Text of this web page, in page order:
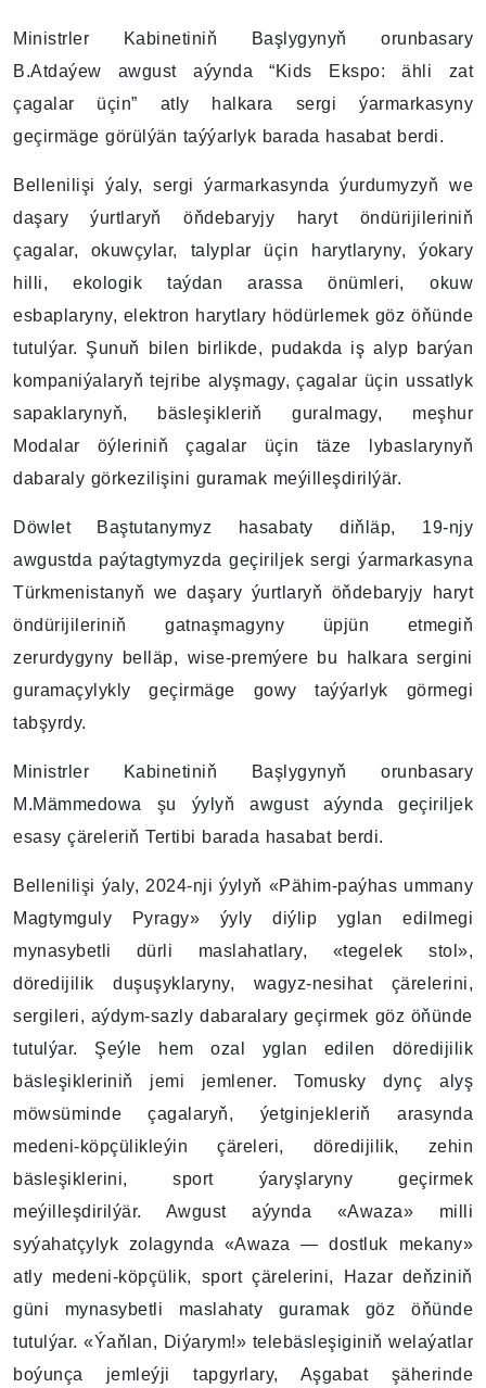
Ministrler Kabinetiniň Başlygynyň orunbasary
B.Atdaýew awgust aýynda “Kids Ekspo: ähli zat
çagalar üçin” atly halkara sergi ýarmarkasyny
geçirmäge görülýän taýýarlyk barada hasabat berdi.
Bellenilişi ýaly, sergi ýarmarkasynda ýurdumyzyň we
daşary ýurtlaryň öňdebaryjy haryt öndürijileriniň
çagalar, okuwçylar, talyplar üçin harytlaryny, ýokary
hilli, ekologik taýdan arassa önümleri, okuw
esbaplaryny, elektron harytlary hödürlemek göz öňünde
tutulýar. Şunuň bilen birlikde, pudakda iş alyp barýan
kompaniýalaryň tejribe alyşmagy, çagalar üçin ussatlyk
sapaklarynyň, bäsleşikleriň guralmagy, meşhur
Modalar öýleriniň çagalar üçin täze lybaslarynyň
dabaraly görkezilişini guramak meýilleşdirilýär.
Döwlet Baştutanymyz hasabaty diňläp, 19-njy
awgustda paýtagtymyzda geçiriljek sergi ýarmarkasyna
Türkmenistanyň we daşary ýurtlaryň öňdebaryjy haryt
öndürijileriniň gatnaşmagyny üpjün etmegiň
zerurdygyny belläp, wise-premýere bu halkara sergini
guramaçylykly geçirmäge gowy taýýarlyk görmegi
tabşyrdy.
Ministrler Kabinetiniň Başlygynyň orunbasary
M.Mämmedowa şu ýylyň awgust aýynda geçiriljek
esasy çäreleriň Tertibi barada hasabat berdi.
Bellenilişi ýaly, 2024-nji ýylyň «Pähim-paýhas ummany
Magtymguly Pyragy» ýyly diýlip yglan edilmegi
mynasybetli dürli maslahatlary, «tegelek stol»,
döredijilik duşuşyklaryny, wagyz-nesihat çärelerini,
sergileri, aýdym-sazly dabaralary geçirmek göz öňünde
tutulýar. Şeýle hem ozal yglan edilen döredijilik
bäsleşikleriniň jemi jemlener. Tomusky dynç alyş
möwsüminde çagalaryň, ýetginjekleriň arasynda
medeni-köpçülikleýin çäreleri, döredijilik, zehin
bäsleşiklerini, sport ýaryşlaryny geçirmek
meýilleşdirilýär. Awgust aýynda «Awaza» milli
syýahatçylyk zolagynda «Awaza — dostluk mekany»
atly medeni-köpçülik, sport çärelerini, Hazar deňziniň
güni mynasybetli maslahaty guramak göz öňünde
tutulýar. «Ýaňlan, Diýarym!» telebäsleşiginiň welaýatlar
boýunça jemleýji tapgyrlary, Aşgabat şäherinde